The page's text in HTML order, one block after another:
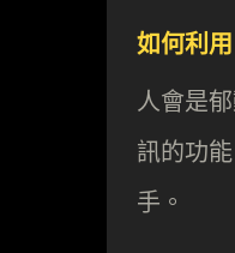
如何利
人會是
訊的功
手。